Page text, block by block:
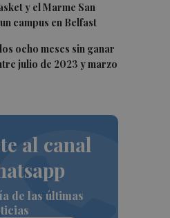
y el Marme San
campus en Belfast
ocho meses sin ganar
julio de 2023 y marzo
al canal
de las últimas